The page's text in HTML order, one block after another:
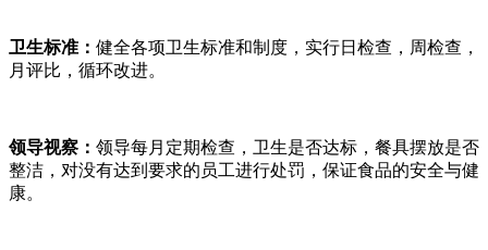
卫生标准： 健全各项卫生标准和制度，实行日检查，周检查，
月评比，循环改进。
领导视察： 领导每月定期检查，卫生是否达标，餐具摆放是否
整洁，对没有达到要求的员工进行处罚，保证食品的安全与健
康。